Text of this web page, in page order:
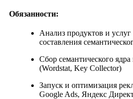
Обязанности:
Анализ продуктов и услуг
составления
Сбор семантического
(Wordstat, Key Collector)
Запуск и оптимизация
Google Ads, Яндекс